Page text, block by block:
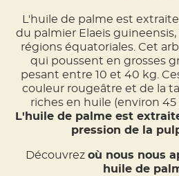
L'huile de palme est
du palmier Elaeis
régions équatoriales. Cet
qui poussent en grosses
pesant entre 10 et 40 kg.
couleur rougeâtre et de la
riches en huile (environ 45
L'huile de palme est
pression de la
Découvrez où nous nous
huile de